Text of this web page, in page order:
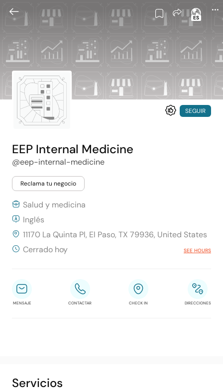
ES
SEGUIR
EEP Internal Medicine
@eep-internal-medicine
Reclama tu negocio
Salud y medicina
Inglés
11170 La Quinta Pl, El Paso, TX 79936, United States
Cerrado hoy
SEE HOURS
MENSAJE CONTACTAR CHECK IN DIRECCIONES
Servicios